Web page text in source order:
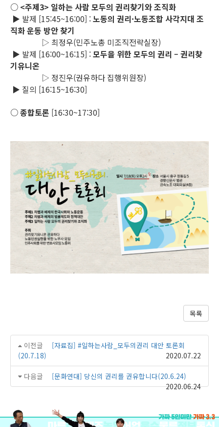
○ <주제3> 일하는 사람 모두의 권리찾기와 조직화
▶ 발제 [15:45~16:00] :노동의 권리·노동조합 사각지대 조
직화 운동 방안 찾기
▷ 최정우(민주노총 미조직전략실장)
▶ 발제 [16:00~16:15] :모두을 위한 모두의 권리 – 권리찾
기유니온
▷ 정진우(권유하다 집행위원장)
▶ 질의 [16:15~16:30]
○ 종합토론 [16:30~17:30]
목록
이전글
[자료집] #일하는사람_모두의권리 대안 토론회
(20.7.18)
2020.07.22
다음글
[문화연대] 당신의 권리를 권유합니다(20.6.24)
2020.06.24